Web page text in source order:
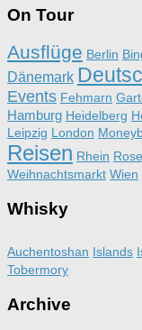
On Tour
Ausflüge Berlin
Dänemark
Events Fehmarn
Hamburg Heidelberg
Leipzig London
Reisen Rhein
Weihnachtsmarkt Wien
Whisky
Auchentoshan Islands
Tobermory
Archive